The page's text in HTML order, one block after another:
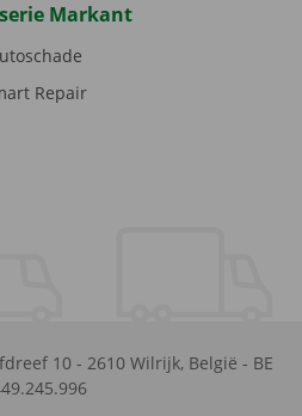
Markant
Repair
10 - 2610 Wilrijk, België - BE